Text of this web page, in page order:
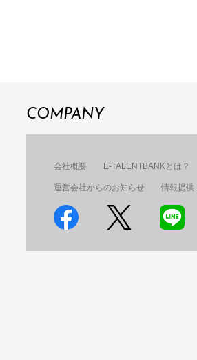
COMPANY
会社概要 E-TALENTBANKとは？
運営会社からのお知らせ 情報提供